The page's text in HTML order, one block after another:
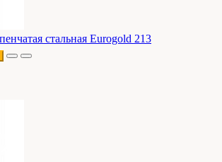
стальная Eurogold 213